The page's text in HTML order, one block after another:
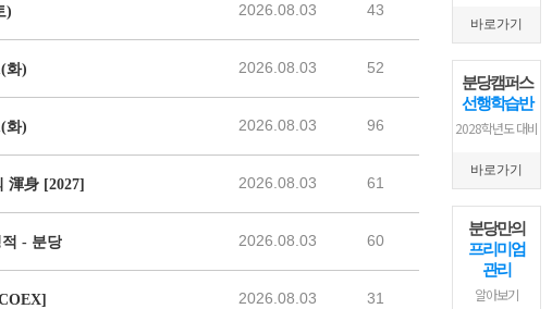
바로가기
분당캠퍼스
선행학습반
2028학년도 대비
바로가기
분당만의
프리미엄
관리
알아보기